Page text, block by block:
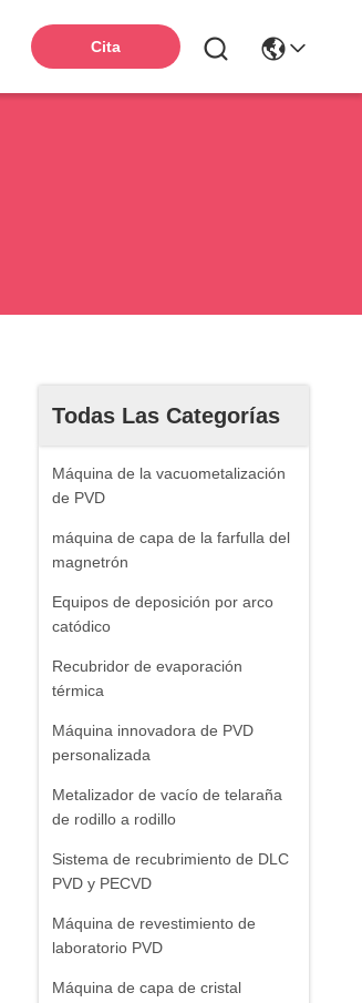
Cita
Todas Las Categorías
Máquina de la vacuometalización
de PVD
máquina de capa de la farfulla del
magnetrón
Equipos de deposición por arco
catódico
Recubridor de evaporación
térmica
Máquina innovadora de PVD
personalizada
Metalizador de vacío de telaraña
de rodillo a rodillo
Sistema de recubrimiento de DLC
PVD y PECVD
Máquina de revestimiento de
laboratorio PVD
Máquina de capa de cristal